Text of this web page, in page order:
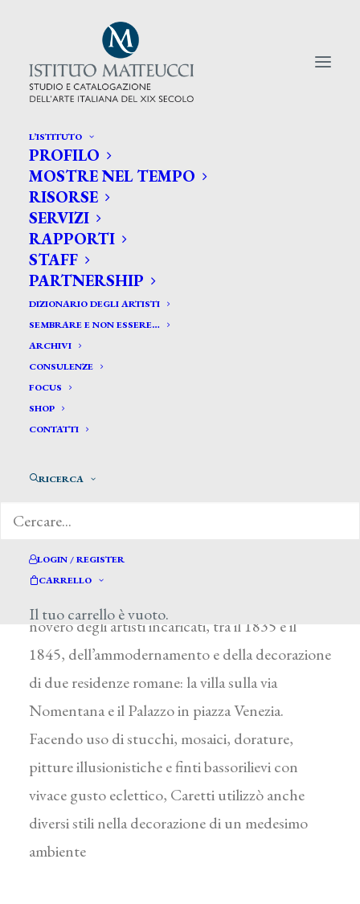
L’ISTITUTO
PROFILO
MOSTRE NEL TEMPO
RISORSE
SERVIZI
RAPPORTI
STAFF
PARTNERSHIP
DIZIONARIO DEGLI ARTISTI
SEMBRARE E NON ESSERE…
ARCHIVI
CONSULENZE
FOCUS
SHOP
CONTATTI
RICERCA
LOGIN / REGISTER
CARRELLO
Il tuo carrello è vuoto.
CERCA TRA GLI ARTISTI:
Search
for:
Caretti Giovanni Battista*
CARETTI GIOVANNI BATTISTA
1878
e decoratore. È nota, invece, la sua attività al
novero degli artisti incaricati, tra il 1835 e il
1845, dell’ammodernamento e della decorazione
di due residenze romane: la villa sulla via
Nomentana e il Palazzo in piazza Venezia.
Facendo uso di stucchi, mosaici, dorature,
pitture illusionistiche e finti bassorilievi con
vivace gusto eclettico, Caretti utilizzò anche
diversi stili nella decorazione di un medesimo
ambiente